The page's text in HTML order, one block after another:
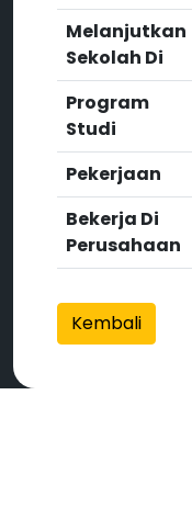
Melanjutkan
Sekolah Di
Program
Studi
Pekerjaan
Bekerja Di
Perusahaan
Kembali